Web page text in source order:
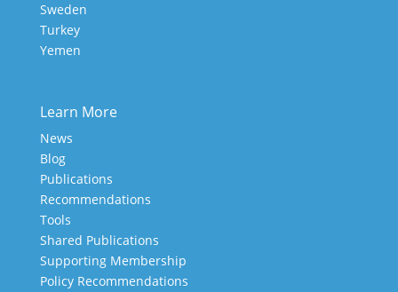
Sweden
Turkey
Yemen
Learn More
News
Blog
Publications
Recommendations
Tools
Shared Publications
Supporting Membership
Policy Recommendations